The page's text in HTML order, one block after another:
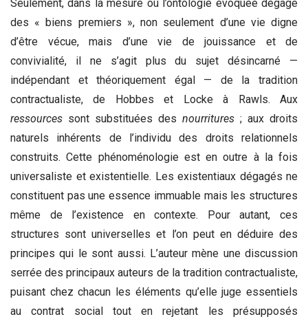
Seulement, dans la mesure où l’ontologie évoquée dégage
des « biens premiers », non seulement d’une vie digne
d’être vécue, mais d’une vie de jouissance et de
convivialité, il ne s’agit plus du sujet désincarné —
indépendant et théoriquement égal — de la tradition
contractualiste, de Hobbes et Locke à Rawls. Aux
ressources sont substituées des nourritures ; aux droits
naturels inhérents de l’individu des droits relationnels
construits. Cette phénoménologie est en outre à la fois
universaliste et existentielle. Les existentiaux dégagés ne
constituent pas une essence immuable mais les structures
même de l’existence en contexte. Pour autant, ces
structures sont universelles et l’on peut en déduire des
principes qui le sont aussi. L’auteur mène une discussion
serrée des principaux auteurs de la tradition contractualiste,
puisant chez chacun les éléments qu’elle juge essentiels
au contrat social tout en rejetant les présupposés